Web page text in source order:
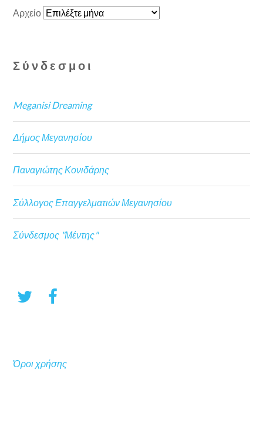
Αρχείο
Σύνδεσμοι
Meganisi Dreaming
Δήμος Μεγανησίου
Παναγιώτης Κονιδάρης
Σύλλογος Επαγγελματιών Μεγανησίου
Σύνδεσμος "Μέντης"
Όροι χρήσης